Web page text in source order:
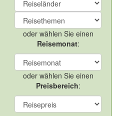
oder wählen Sie einen
Reisemonat:
oder wählen Sie einen
Preisbereich: